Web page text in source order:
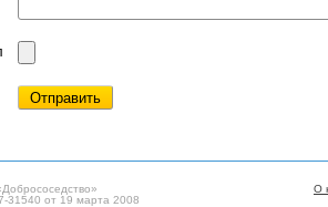
О
31540 от 19 марта 2008